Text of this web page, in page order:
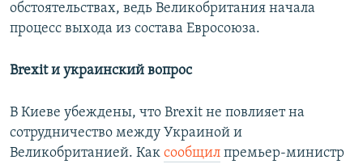
обстоятельствах, ведь Великобритания начала
процесс выхода из состава Евросоюза.
Brexit и украинский вопрос
В Киеве убеждены, что Brexit не повлияет на
сотрудничество между Украиной и
Великобританией. Как сообщил ​премьер-министр